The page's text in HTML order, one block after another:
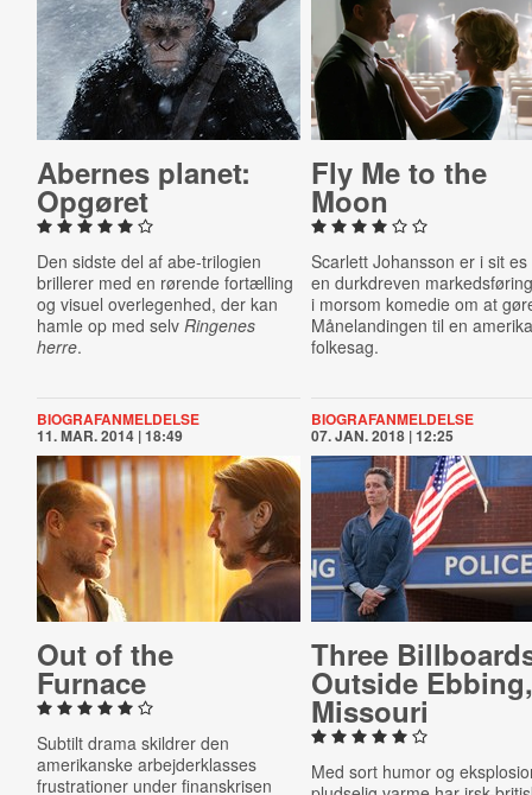
Abernes planet:
Opgøret
Den sidste del af abe-trilogien
brillerer med en rørende fortælling
og visuel overlegenhed, der kan
hamle op med selv Ringenes
herre.
Fly Me to the
Moon
Scarlett Johansson er i sit
en durkdreven
i morsom komedie om at
Månelandingen til en
folkesag.
BIOGRAFANMELDELSE
11. MAR. 2014 | 18:49
Out of the
Furnace
Subtilt drama skildrer den
amerikanske arbejderklasses
frustrationer under finanskrisen
BIOGRAFANMELDELSE
07. JAN. 2018 | 12:25
Three
Outside
Missouri
Med sort humor og